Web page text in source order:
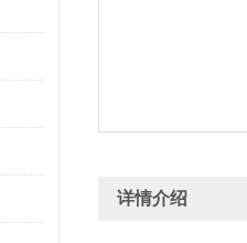
详情介绍